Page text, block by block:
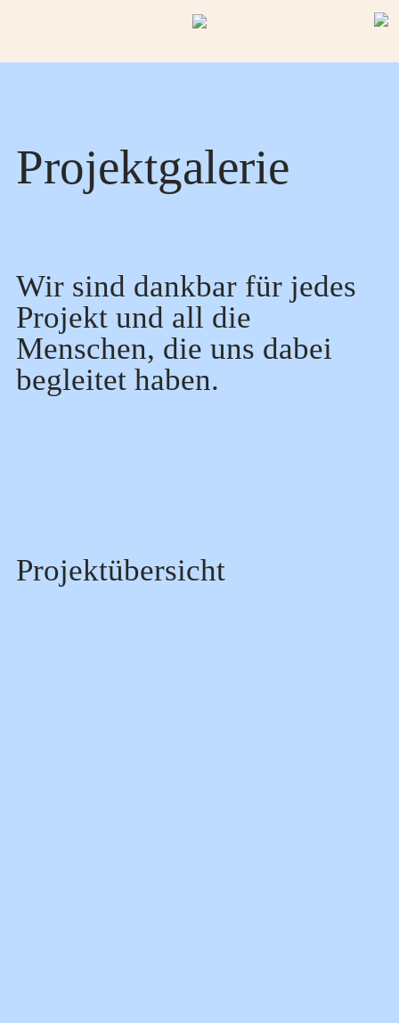
Projekte
Personen
Kontaktformular
Impressum
Projektgalerie
Wir sind dankbar für jedes
Projekt und all die
Menschen, die uns dabei
begleitet haben.
Projektübersicht